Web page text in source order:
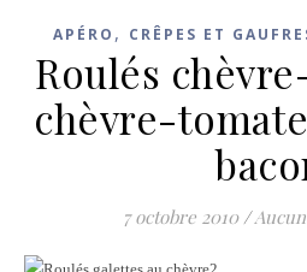
APÉRO , CRÊPES ET
Roulés
chèvre-
7 octobre 2010 /